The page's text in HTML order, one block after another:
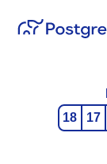
18
17